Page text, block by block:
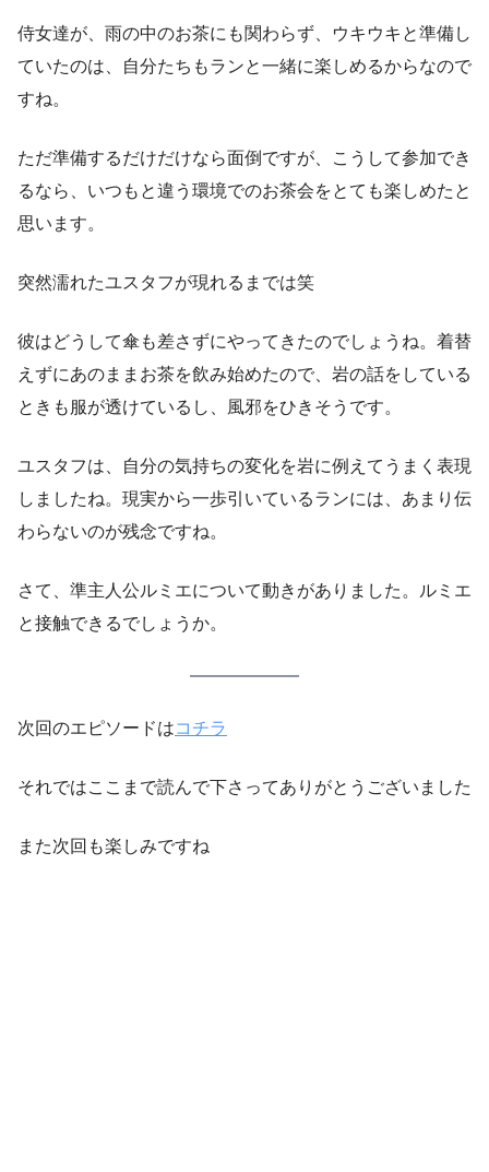
侍女達が、雨の中のお茶にも関わらず、ウキウキと準備し
ていたのは、自分たちもランと一緒に楽しめるからなので
すね。
ただ準備するだけだけなら面倒ですが、こうして参加でき
るなら、いつもと違う環境でのお茶会をとても楽しめたと
思います。
突然濡れたユスタフが現れるまでは笑
彼はどうして傘も差さずにやってきたのでしょうね。着替
えずにあのままお茶を飲み始めたので、岩の話をしている
ときも服が透けているし、風邪をひきそうです。
ユスタフは、自分の気持ちの変化を岩に例えてうまく表現
しましたね。現実から一歩引いているランには、あまり伝
わらないのが残念ですね。
さて、準主人公ルミエについて動きがありました。ルミエ
と接触できるでしょうか。
次回のエピソードはコチラ
それではここまで読んで下さってありがとうございました
また次回も楽しみですね